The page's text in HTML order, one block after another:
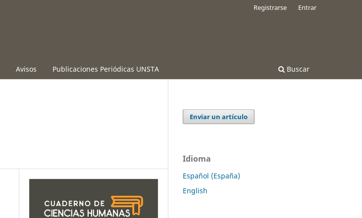
Avisos Publicaciones Periódicas UNSTA Buscar
Registrarse Entrar
Enviar un artículo
Idioma
Español (España)
English